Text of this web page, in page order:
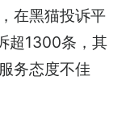
在黑猫投诉平
超1300条，其
务态度不佳